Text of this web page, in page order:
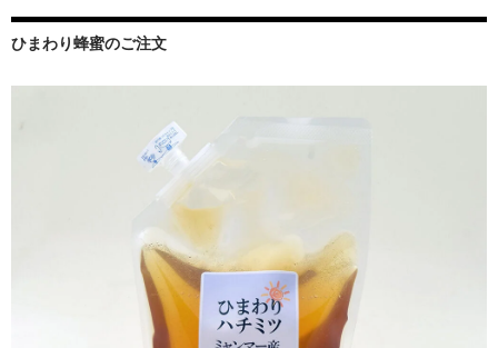
ひまわり蜂蜜のご注文